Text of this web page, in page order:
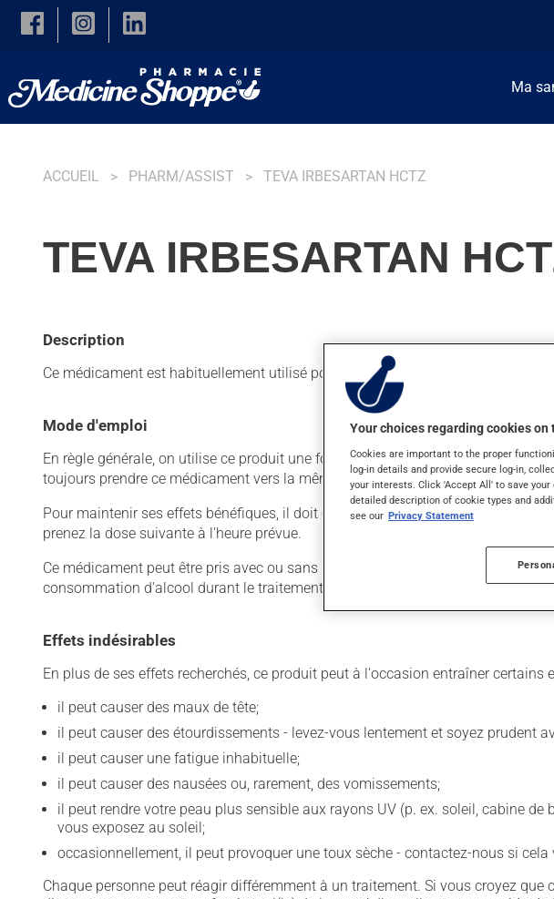
Skip to main content
Ma
ACCUEIL PHARM/ASSIST TEVA IRBESARTAN HCTZ
TEVA IRBESARTAN
Description
Ce médicament est habituellement utilisé pour diminuer la tension artérielle. Il
Mode d'emploi
En règle générale, on utilise ce produit une fois par jour. Il est possible que
toujours prendre ce médicament vers la même heure, au même moment de la
Pour maintenir ses effets bénéfiques, il doit être utilisé de façon régulière et
prenez la dose suivante à l'heure prévue.
Ce médicament peut être pris avec ou sans nourriture, sans égard aux repas
consommation d'alcool durant le traitement.
Effets indésirables
En plus de ses effets recherchés, ce produit peut à l'occasion entraîner
il peut causer des maux de tête;
il peut causer des étourdissements - levez-vous lentement et soyez prudent
il peut causer une fatigue inhabituelle;
il peut causer des nausées ou, rarement, des vomissements;
il peut rendre votre peau plus sensible aux rayons UV (p. ex. soleil, cabine
vous exposez au soleil;
occasionnellement, il peut provoquer une toux sèche - contactez-nous si
Chaque personne peut réagir différemment à un traitement. Si vous croyez
Your choices regarding cookies on
Cookies are important to the proper
log-in details and provide secure log-in,
your interests. Click 'Accept All' to save
detailed description of cookie types and
see our Privacy Statement